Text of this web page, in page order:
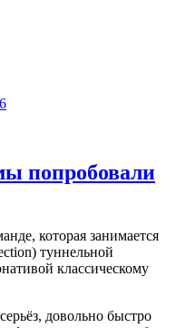
попробовали
которая занимается
туннельной
классическому
довольно быстро